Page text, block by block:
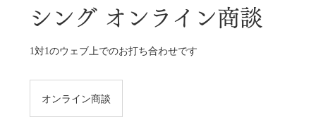
シング オンライン商談
1対1のウェブ上でのお打ち合わせです
オンライン商談